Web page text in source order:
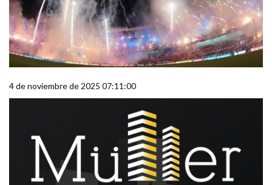
4 de noviembre de 2025 07:11:00